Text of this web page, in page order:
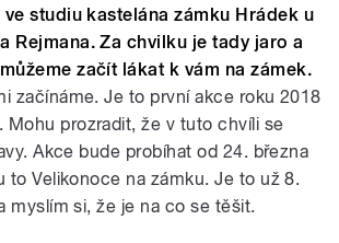
studiu kastelána zámku Hrádek u
Rejmana. Za chvilku je tady jaro a
začít lákat k vám na zámek.
začínáme. Je to první akce roku 2018
Mohu prozradit, že v tuto chvíli se
Akce bude probíhat od 24. března
to Velikonoce na zámku. Je to už 8.
myslím si, že je na co se těšit.